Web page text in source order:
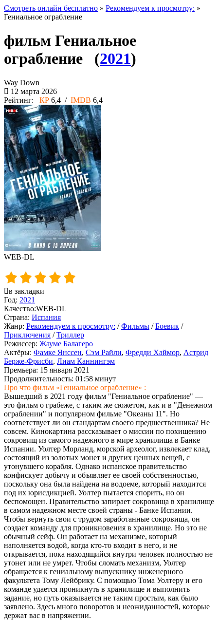
Смотреть онлайн бесплатно » Рекомендуем к просмотру: »
Гениальное ограбление
фильм Гениальное
ограбление (2021)
Way Down
12 марта 2026
Рейтинг: КР 6,4 / IMDB 6,4
WEB-DL
в закладки
Год: 2021
Качество:WEB-DL
Страна: Испания
Жанр: Рекомендуем к просмотру: /Фильмы /Боевик /
Приключения /Триллер
Режиссер: Жауме Балагеро
Актёры: Фамке Янссен, Сэм Райли, Фредди Хаймор, Астрид
Берже-Фрисби, Лиам Каннингэм
Премьера: 15 января 2021
Продолжительность: 01:58 минут
Про что фильм «Гениальное ограбление» :
Вышедший в 2021 году фильм "Гениальное ограбление" —
это фильм о грабеже, с таким же сюжетом, как и в "Денежном
ограблении" и популярном фильме "Океаны 11". Но
соответствует ли он стандартам своего предшественника? Не
совсем. Кинокартина рассказывает о миссии по похищению
сокровищ из самого надежного в мире хранилища в Банке
Испании. Уолтер Морланд, морской археолог, извлекает клад,
состоящий из золотых монет и других ценных вещей, с
утонувшего корабля. Однако испанское правительство
конфискует добычу и объявляет ее своей собственностью,
поскольку она была найдена на водоеме, который находится
под их юрисдикцией. Уолтер пытается спорить, но он
беспомощен. Правительство запирает сокровища в хранилище
в самом надежном месте своей страны - Банке Испании.
Чтобы вернуть свои с трудом заработанные сокровища, он
создает команду для проникновения в хранилище. Но это не
обычный сейф. Он работает на механизме, который
наполняется водой, когда кто-то входит в него, и не
открывается, пока находящийся внутри человек полностью не
утонет или не умрет. Чтобы сломать механизм, Уолтер
обращается к гениальному выпускнику инженерного
факультета Тому Лейбрику. С помощью Тома Уолтеру и его
команде удается проникнуть в хранилище и выполнить
задание, но путь оказывается не таким простым, как было
заявлено. Здесь много поворотов и неожиданностей, которые
держат вас в напряжении.